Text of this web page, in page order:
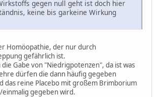
gegen null geht ist doch hier
keine bis garkeine Wirkung
Homöopathie, der nur durch
gefährlich ist.
die Gabe von "Niedrigpotenzen", da ist was
dürfen die dann häufig gegeben
das reine Placebo mit großem Brimborium
gegeben wird.